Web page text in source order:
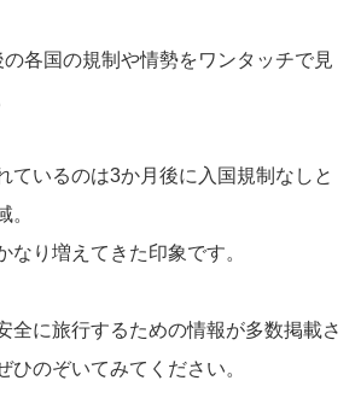
各国の規制や情勢をワンタッチで見
ているのは3か月後に入国規制なしと
。
なり増えてきた印象です。
全に旅行するための情報が多数掲載さ
ひのぞいてみてください。